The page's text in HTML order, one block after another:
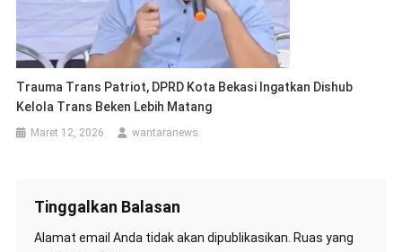
Trauma Trans Patriot, DPRD Kota Bekasi Ingatkan Dishub
Kelola Trans Beken Lebih Matang
Maret 12, 2026 wantaranews
Tinggalkan Balasan
Alamat email Anda tidak akan dipublikasikan. Ruas yang